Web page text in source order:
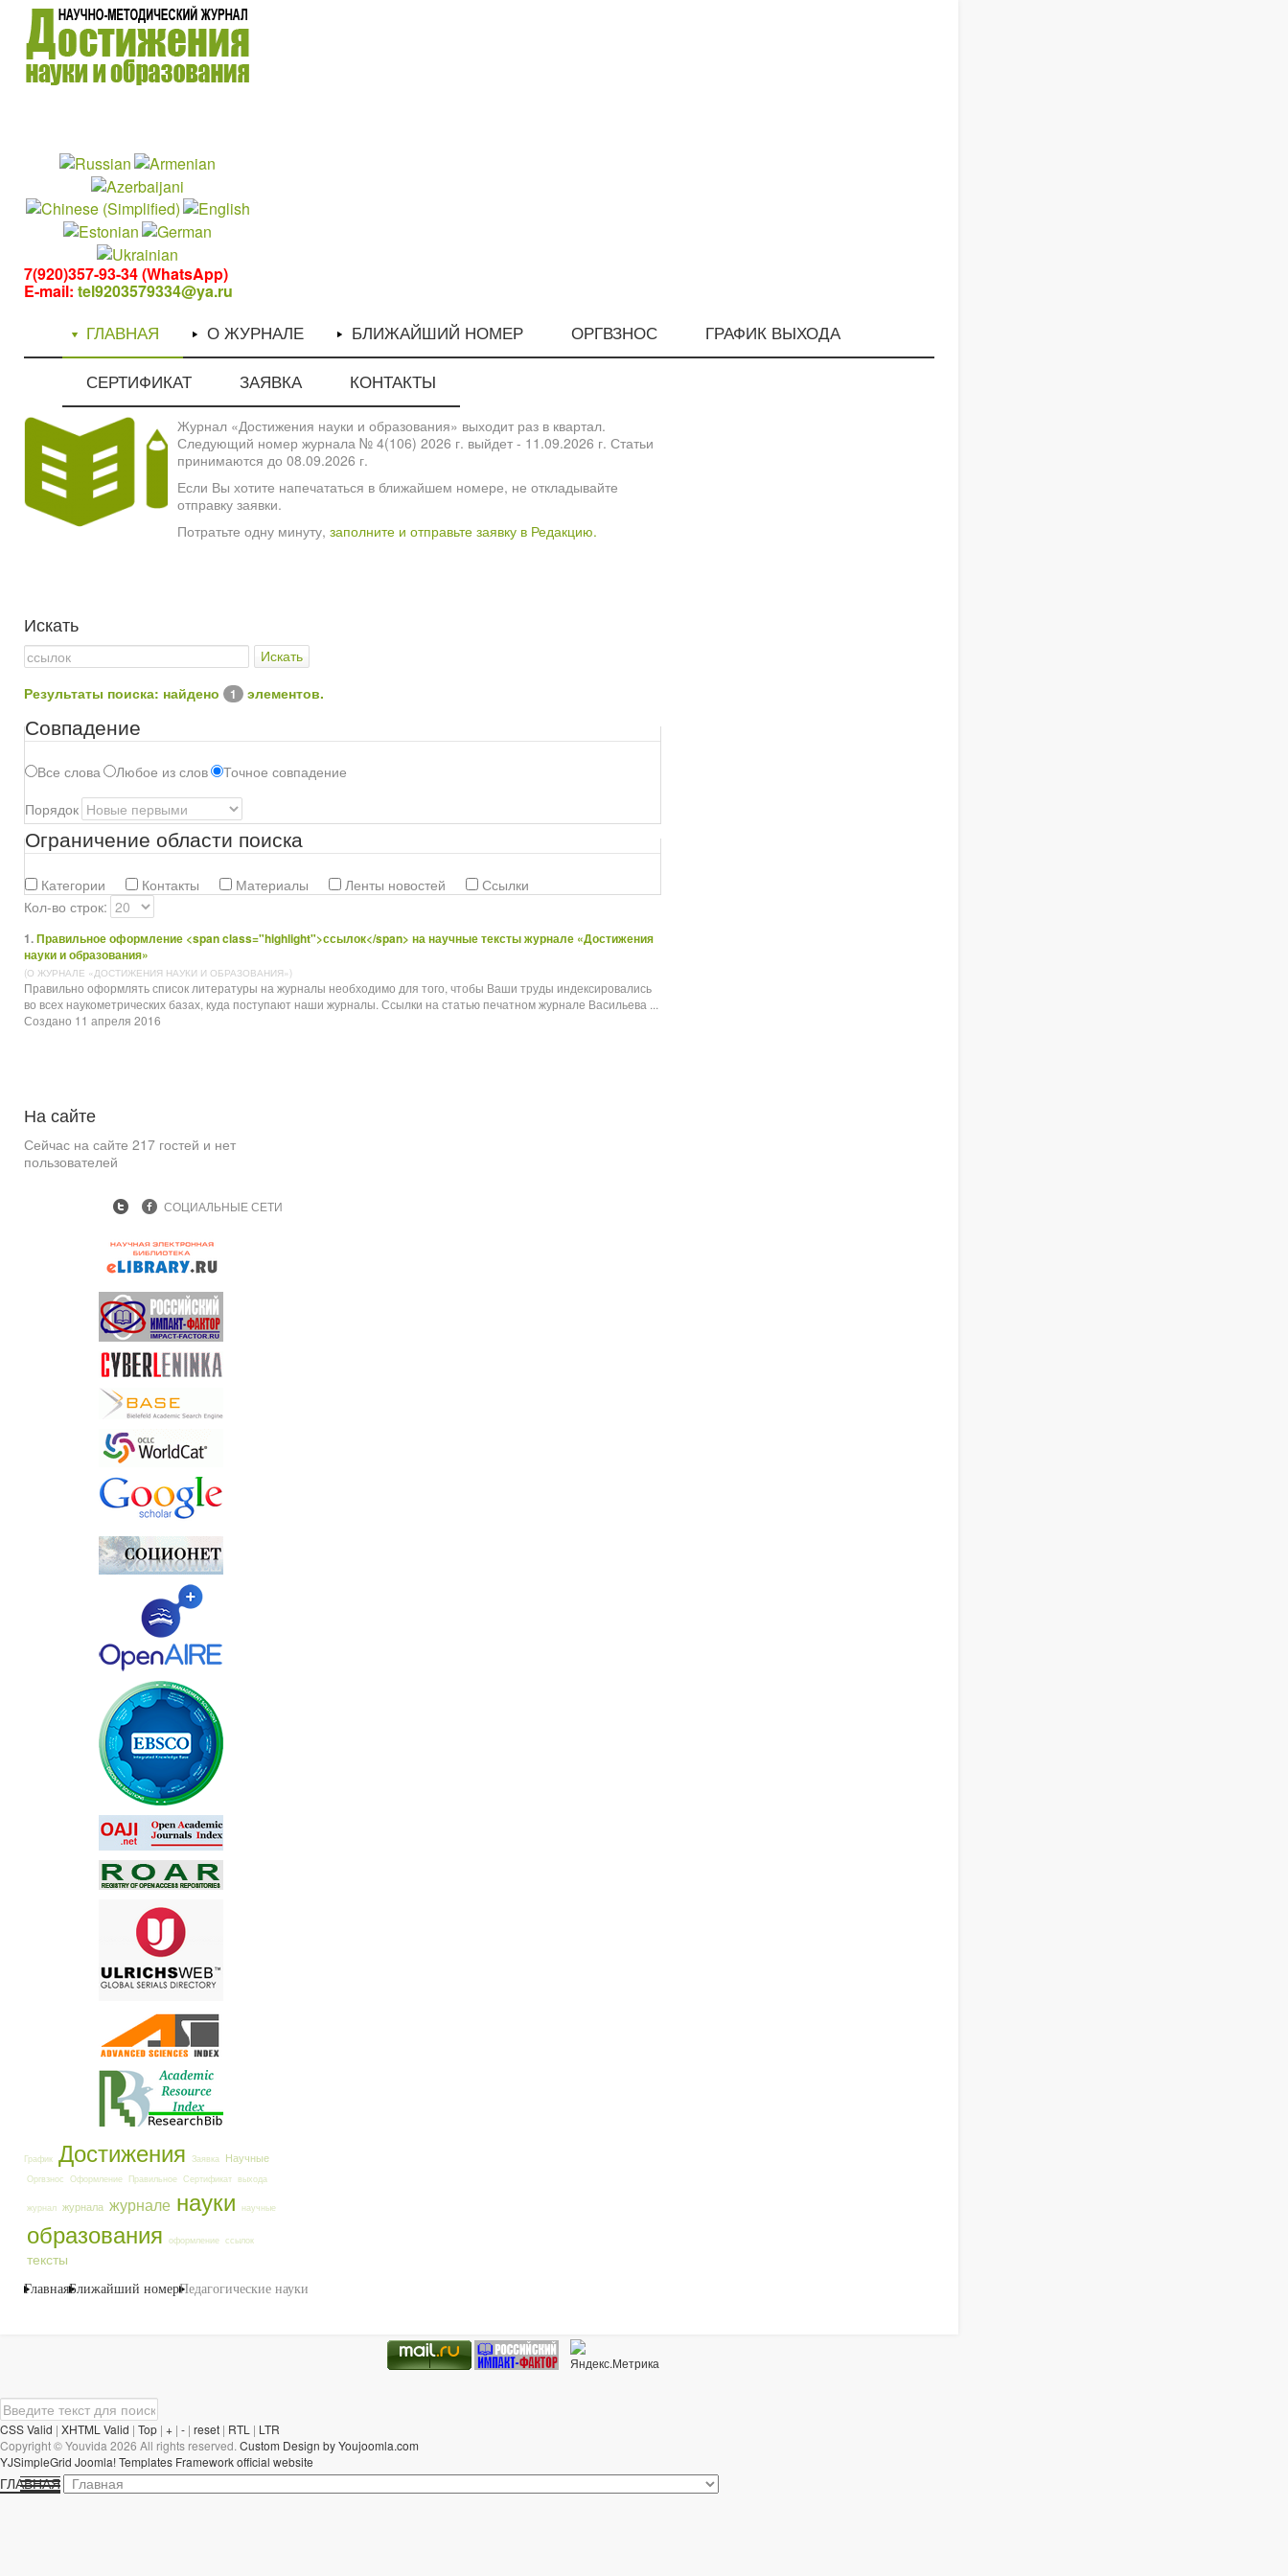
7(920)357-93-34 (WhatsApp)
E-mail: tel9203579334@ya.ru
ГЛАВНАЯ О ЖУРНАЛЕ БЛИЖАЙШИЙ НОМЕР ОРГВЗНОС ГРАФИК ВЫХОДА
СЕРТИФИКАТ ЗАЯВКА КОНТАКТЫ
Журнал «Достижения науки и образования» выходит раз в квартал.
Следующий номер журнала № 4(106) 2026 г. выйдет - 11.09.2026 г. Статьи
принимаются до 08.09.2026 г.
Если Вы хотите напечататься в ближайшем номере, не откладывайте
отправку заявки.
Потратьте одну минуту, заполните и отправьте заявку в Редакцию.
Искать
Искать
Результаты поиска: найдено 1 элементов.
Совпадение
Все слова Любое из слов
Точное совпадение
Порядок
Ограничение области поиска
Категории Контакты Материалы Ленты новостей
Ссылки
Кол-во строк:
1.Правильное оформление <span class="highlight">ссылок</span> на научные тексты журнале «Достижения
науки и образования»
(О ЖУРНАЛЕ «ДОСТИЖЕНИЯ НАУКИ И ОБРАЗОВАНИЯ»)
Правильно оформлять список литературы на журналы необходимо для того, чтобы Ваши труды индексировались
во всех наукометрических базах, куда поступают наши журналы. Ссылки на статью печатном журнале Васильева ...
Создано 11 апреля 2016
На сайте
Сейчас на сайте 217 гостей и нет
пользователей
СОЦИАЛЬНЫЕ СЕТИ
График Достижения Заявка Научные
Оргвзнос Оформление Правильное Сертификат выхода
журнал журнала журнале науки научные
образования оформление ссылок
тексты
ГлавнаяБлижайший номерПедагогические науки
CSS Valid | XHTML Valid | Top | + | - | reset | RTL | LTR
Copyright ©Youvida 2026 All rights reserved. Custom Design by Youjoomla.com
YJSimpleGrid Joomla! Templates Framework official website
ГЛАВНАЯ